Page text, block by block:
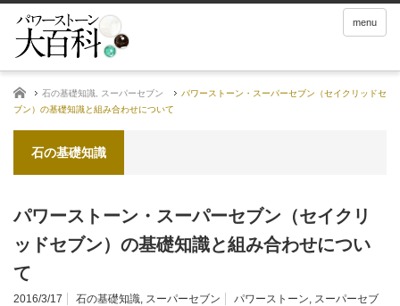
menu
ホーム 石の基礎知識 スーパーセブン
パワーストーン・スーパーセブン（セイクリッドセ
ブン）の基礎知識と組み合わせについて
石の基礎知識
パワーストーン・スーパーセブン（セイクリ
ッドセブン）の基礎知識と組み合わせについ
て
2016/3/17 石の基礎知識, スーパーセブン パワーストーン, スーパーセブ